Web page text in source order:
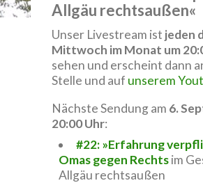
Allgäu rechtsaußen«
Unser Livestream ist jeden
Mittwoch im Monat um
sehen und erscheint dann
Stelle und auf unserem
Nächste Sendung am 6.
20:00 Uhr:
#22: »Erfahrung
Omas gegen Rechtsim
Allgäu rechtsaußen